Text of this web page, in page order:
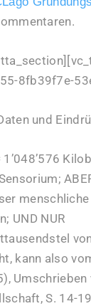
8fb39f7e-
und
1’048’576
UND NUR
kann also
S. 14-